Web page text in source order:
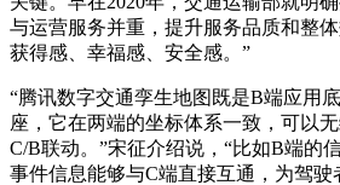
与运营服务并重，提升服务品质和整
获得感、幸福感、安全感。”
“腾讯数字交通孪生地图既是B端应用
座，它在两端的坐标体系一致，可以
C/B联动。”宋征介绍说，“比如B端的
事件信息能够与C端直接互通，为驾驶